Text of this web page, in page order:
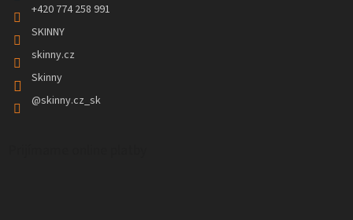
+420 774 258 991
SKINNY
skinny.cz
Skinny
@skinny.cz_sk